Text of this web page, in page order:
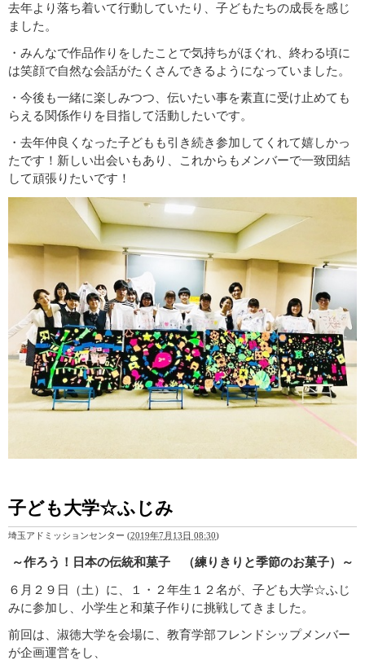
去年より落ち着いて行動していたり、子どもたちの成長を感じ
ました。
・みんなで作品作りをしたことで気持ちがほぐれ、終わる頃に
は笑顔で自然な会話がたくさんできるようになっていました。
・今後も一緒に楽しみつつ、伝いたい事を素直に受け止めても
らえる関係作りを目指して活動したいです。
・去年仲良くなった子どもも引き続き参加してくれて嬉しかっ
たです！新しい出会いもあり、これからもメンバーで一致団結
して頑張りたいです！
子ども大学☆ふじみ
埼玉アドミッションセンター (2019年7月13日 08:30)
～作ろう！日本の伝統和菓子 （練りきりと季節のお菓子）～
６月２９日（土）に、１・２年生１２名が、子ども大学☆ふじ
みに参加し、小学生と和菓子作りに挑戦してきました。
前回は、淑徳大学を会場に、教育学部フレンドシップメンバー
が企画運営をし、